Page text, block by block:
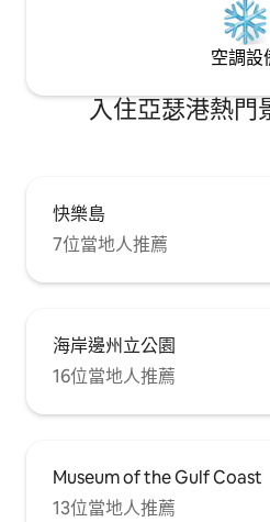
空調設
入住亞瑟港熱門
快樂島
7位當地人推薦
海岸邊州立公園
16位當地人推薦
Museum of the Gulf Coast
13位當地人推薦